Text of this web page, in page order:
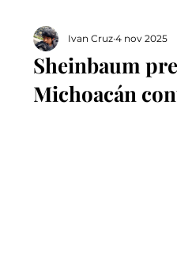
Sheinbaum
Michoacán
Ivan Cruz 4 nov 2025